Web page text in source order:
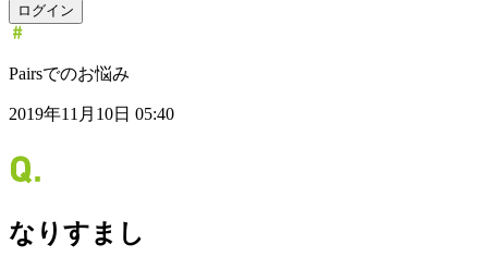
ログイン
Pairsでのお悩み
2019年11月10日 05:40
なりすまし